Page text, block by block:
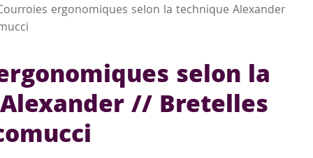
ergonomiques selon la technique Alexander
selon la
// Bretelles